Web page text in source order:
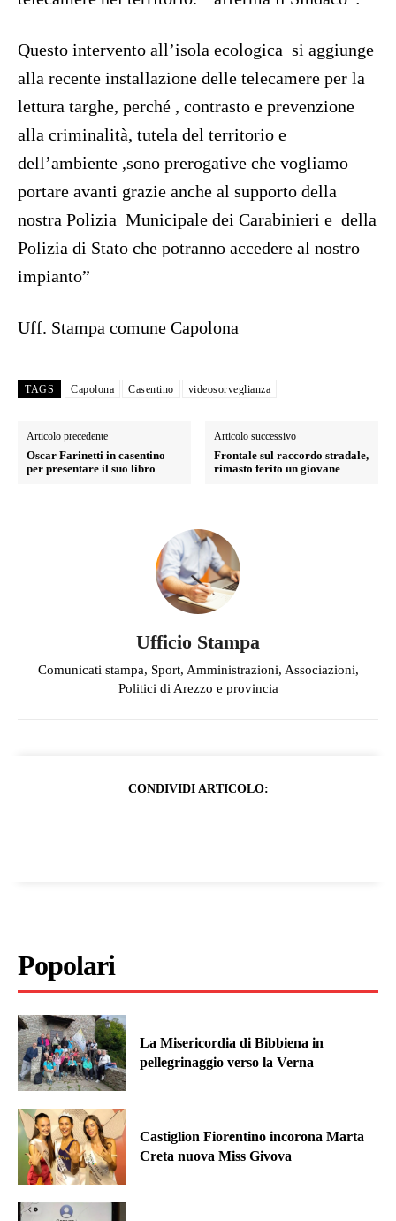
Questo intervento all’isola ecologica si aggiunge
alla recente installazione delle telecamere per la
lettura targhe, perché , contrasto e prevenzione
alla criminalità, tutela del territorio e
dell’ambiente ,sono prerogative che vogliamo
portare avanti grazie anche al supporto della
nostra Polizia Municipale dei Carabinieri e della
Polizia di Stato che potranno accedere al nostro
impianto”
Uff. Stampa comune Capolona
TAGS Capolona Casentino videosorveglianza
Articolo precedente
Oscar Farinetti in casentino
per presentare il suo libro
Articolo successivo
Frontale sul raccordo stradale,
rimasto ferito un giovane
Ufficio Stampa
Comunicati stampa, Sport, Amministrazioni, Associazioni,
Politici di Arezzo e provincia
CONDIVIDI ARTICOLO:
Popolari
La Misericordia di Bibbiena in
pellegrinaggio verso la Verna
Castiglion Fiorentino incorona Marta
Creta nuova Miss Givova